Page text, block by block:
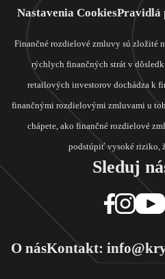
Nastavenia CookiesPravidlá
Finančné rozdielové zmluvy sú zložité
rýchlych finančných strát v
retailových investorov dochádza k
finančnými rozdielovými zmluvami u
chápete, ako finančné rozdielové
podstúpiť vysoké riziko,
Sleduj
O násKontakt: